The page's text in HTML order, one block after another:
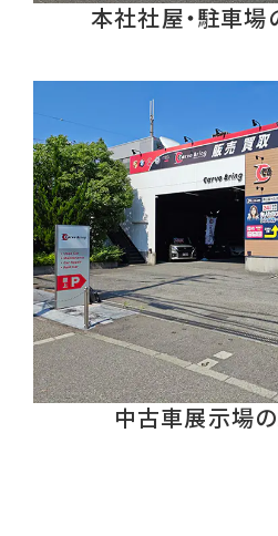
本社社屋・駐車場
中古車展示場